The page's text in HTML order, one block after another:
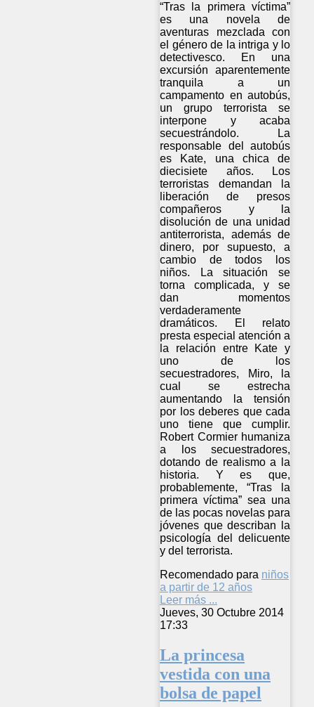
“Tras la primera víctima”
es una novela de
aventuras mezclada con
el género de la intriga y lo
detectivesco. En una
excursión aparentemente
tranquila a un
campamento en autobús,
un grupo terrorista se
interpone y acaba
secuestrándolo. La
responsable del autobús
es Kate, una chica de
diecisiete años. Los
terroristas demandan la
liberación de presos
compañeros y la
disolución de una unidad
antiterrorista, además de
dinero, por supuesto, a
cambio de todos los
niños. La situación se
torna complicada, y se
dan momentos
verdaderamente
dramáticos. El relato
presta especial atención a
la relación entre Kate y
uno de los
secuestradores, Miro, la
cual se estrecha
aumentando la tensión
por los deberes que cada
uno tiene que cumplir.
Robert Cormier humaniza
a los secuestradores,
dotando de realismo a la
historia. Y es que,
probablemente, “Tras la
primera víctima” sea una
de las pocas novelas para
jóvenes que describan la
psicología del delicuente
y del terrorista.
Recomendado para niños
a partir de 12 años
Leer más ...
Jueves, 30 Octubre 2014
17:33
La princesa
vestida con una
bolsa de papel